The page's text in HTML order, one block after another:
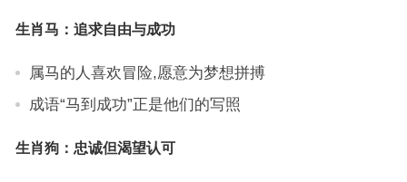
生肖马：追求自由与成功
属马的人喜欢冒险,愿意为梦想拼搏
成语“马到成功”正是他们的写照
生肖狗：忠诚但渴望认可